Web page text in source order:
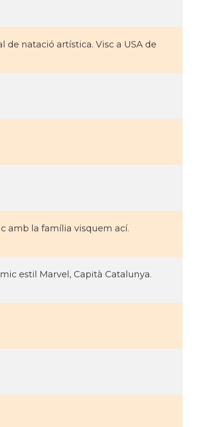
de natació artística. Visc a USA de
amb la famí­lia visquem ací­.
estil Marvel, Capità Catalunya.